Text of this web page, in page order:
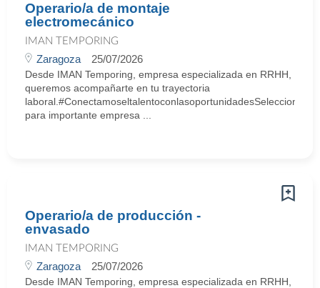
Operario/a de montaje
electromecánico
IMAN TEMPORING
Zaragoza 25/07/2026
Desde IMAN Temporing, empresa especializada en RRHH,
queremos acompañarte en tu trayectoria
para importante empresa ...
Operario/a de producción -
envasado
IMAN TEMPORING
Zaragoza 25/07/2026
Desde IMAN Temporing, empresa especializada en RRHH,